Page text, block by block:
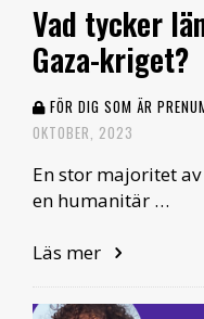
Vad tycker
Gaza-kriget?
FÖR DIG SOM ÄR
OKTOBER, 2023
En stor majoritet
en humanitär …
Läs mer